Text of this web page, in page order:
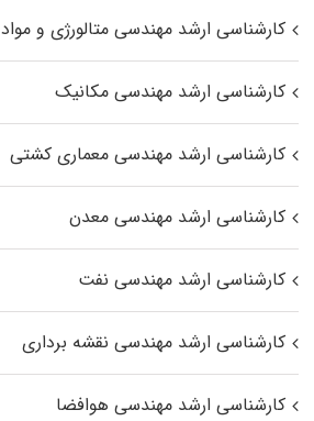
کارشناسی ارشد مهندسی متالورژی و مواد
کارشناسی ارشد مهندسی مکانیک
کارشناسی ارشد مهندسی معماری کشتی
کارشناسی ارشد مهندسی معدن
کارشناسی ارشد مهندسی نفت
کارشناسی ارشد مهندسی نقشه برداری
کارشناسی ارشد مهندسی هوافضا